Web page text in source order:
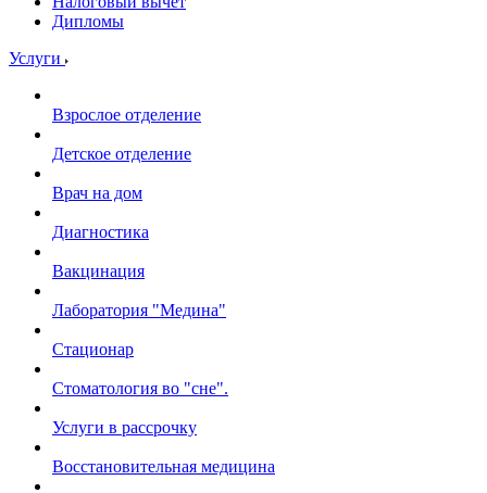
Дипломы
Услуги
Взрослое отделение
Детское отделение
Врач на дом
Диагностика
Вакцинация
Лаборатория "Медина"
Стационар
Стоматология во "сне".
Услуги в рассрочку
Восстановительная медицина